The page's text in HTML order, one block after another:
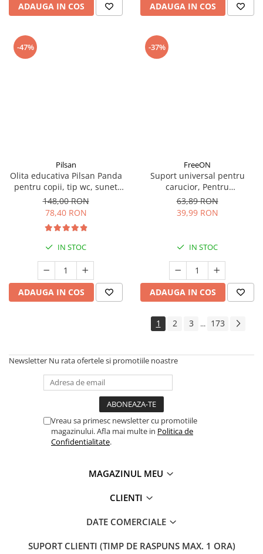
ADAUGA IN COS ADAUGA IN COS
-47%
Pilsan
Olita educativa Pilsan Panda
pentru copii, tip wc, sunet
sifon, suport hartie
148,00 RON
78,40 RON
IN STOC
ADAUGA IN COS
-37%
FreeON
Suport universal pentru
carucior, Pentru
biberon/pahar, FreeON,
Negru
63,89 RON
39,99 RON
IN STOC
ADAUGA IN COS
1 2 3 ... 173
Newsletter Nu rata ofertele si promotiile noastre
Vreau sa primesc newsletter cu promotiile
magazinului. Afla mai multe in Politica de
Confidentialitate.
MAGAZINUL MEU
CLIENTI
DATE COMERCIALE
SUPORT CLIENTI (TIMP DE RASPUNS MAX. 1 ORA)